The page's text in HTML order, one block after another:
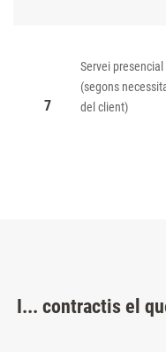
7
Servei presencial
(segons
del client)
I... contractis el